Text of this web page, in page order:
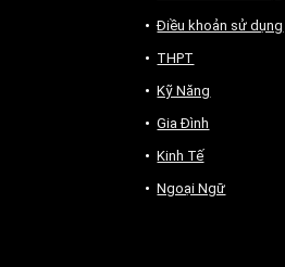
Điều khoản sử dụng
THPT
Kỹ Năng
Gia Đình
Kinh Tế
Ngoại Ngữ